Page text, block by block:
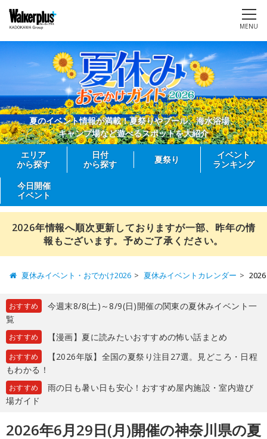
MENU
夏のイベント情報が満載！夏祭りやプール、海水浴場、
キャンプ場など遊べるスポットを大紹介
エリア
から探す
日付
から探す
夏祭り
イベント
ランキング
今日開催
イベント
2026年情報へ順次更新しておりますが一部、昨年の情
報もございます。予めご了承ください。
夏休みイベント・おでかけ2026 夏休みイベントカレンダー
おすすめ
今週末8/8(土)～8/9(日)開催の関東の夏休みイベント一
覧
おすすめ 【漫画】夏に読みたいおすすめの怖い話まとめ
おすすめ
【2026年版】全国の夏祭り注目27選。見どころ・日程
もわかる！
おすすめ
雨の日も暑い日も安心！おすすめ屋内施設・室内遊び
場ガイド
2026年6月29日(月)開催の神奈川県の夏